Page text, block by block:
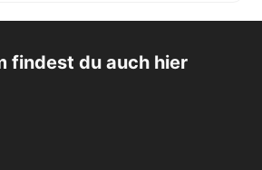
findest du auch hier